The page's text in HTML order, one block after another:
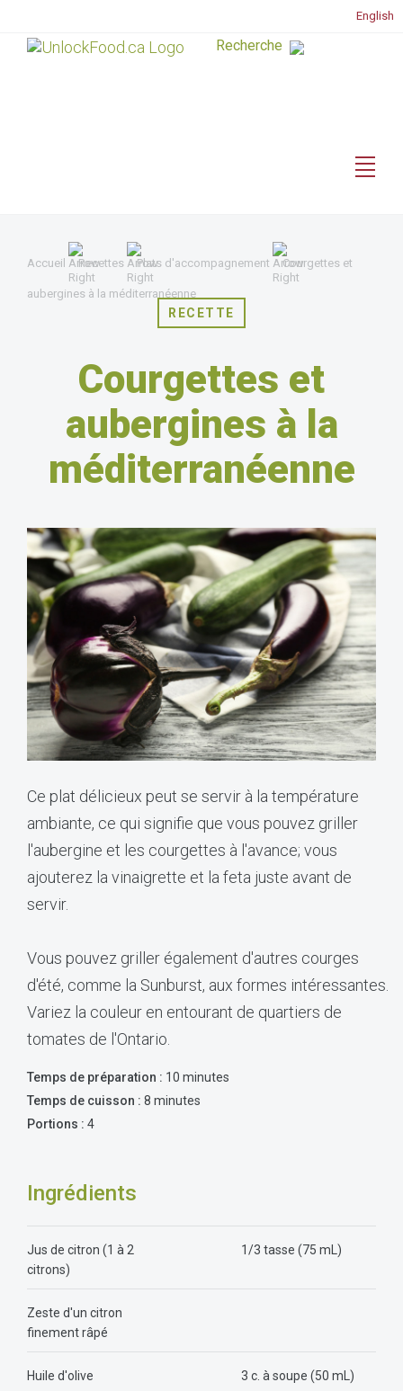
English
Accueil Recettes Plats d'accompagnement Courgettes et
aubergines à la méditerranéenne
RECETTE
Courgettes et
aubergines à la
méditerranéenne
Ce plat délicieux peut se servir à la température
ambiante, ce qui signifie que vous pouvez griller
l'aubergine et les courgettes à l'avance; vous
ajouterez la vinaigrette et la feta juste avant de
servir.
Vous pouvez griller également d'autres courges
d'été, comme la Sunburst, aux formes intéressantes.
Variez la couleur en entourant de quartiers de
tomates de l'Ontario.
Temps de préparation : 10 minutes
Temps de cuisson : 8 minutes
Portions : 4
Ingrédients
Jus de citron (1 à 2
citrons)
1/3 tasse (75 mL)
Zeste d'un citron
finement râpé
Huile d'olive 3 c. à soupe (50 mL)